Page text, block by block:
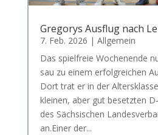
Gregorys Ausflug nach
7. Feb. 2026 | Allgemein
Das spiel­freie Wochen­en­de
sau zu einem erfolg­rei­chen
Dort trat er in der
klei­nen, aber gut besetz­ten
des Säch­si­schen
an.Einer der...